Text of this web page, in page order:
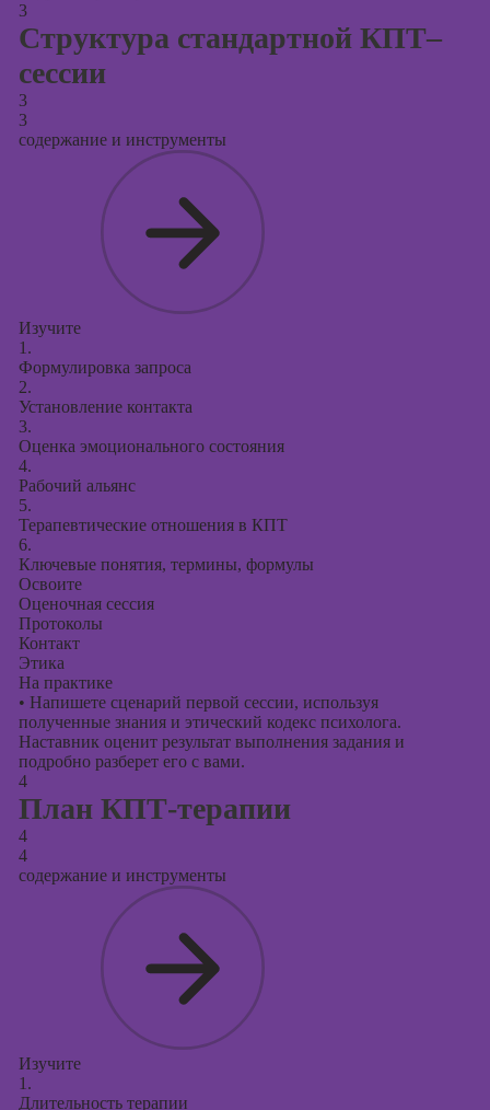
3
Структура стандартной КПТ–
сессии
3
3
содержание и инструменты
Изучите
1.
Формулировка запроса
2.
Установление контакта
3.
Оценка эмоционального состояния
4.
Рабочий альянс
5.
Терапевтические отношения в КПТ
6.
Ключевые понятия, термины, формулы
Освоите
Оценочная сессия
Протоколы
Контакт
Этика
На практике
• Напишете сценарий первой сессии, используя
полученные знания и этический кодекс психолога.
Наставник оценит результат выполнения задания и
подробно разберет его с вами.
4
План КПТ-терапии
4
4
содержание и инструменты
Изучите
1.
Длительность терапии